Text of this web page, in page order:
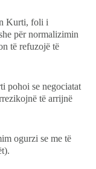
Kurti, foli i
për normalizimin
të refuzojë të
pohoi se negociatat
të arrijnë
ogurzi se me të